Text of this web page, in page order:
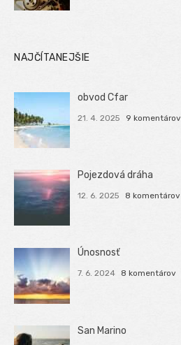
NAJČÍTANEJŠIE
obvod Cfar
21. 4. 2025 9 komentárov
Pojezdová dráha
12. 6. 2025 8 komentárov
Únosnosť
7. 6. 2024 8 komentárov
San Marino